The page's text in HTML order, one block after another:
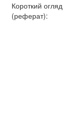
Короткий огляд
(реферат):